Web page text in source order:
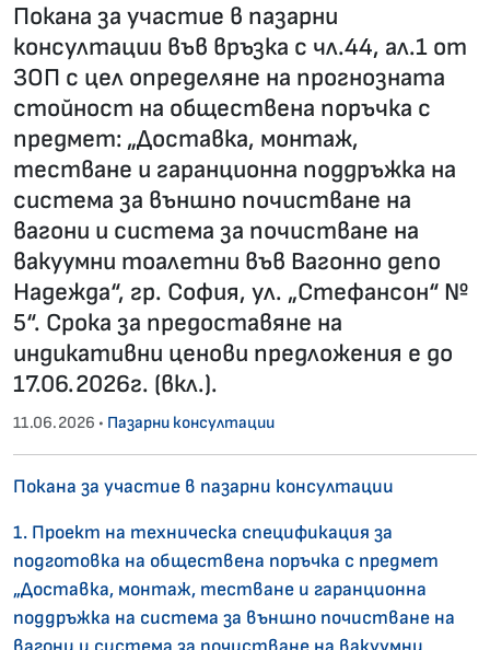
Покана за участие в пазарни
консултации във връзка с чл.44, ал.1 от
ЗОП с цел определяне на прогнозната
стойност на обществена поръчка с
предмет: „Доставка, монтаж,
тестване и гаранционна поддръжка на
система за външно почистване на
вагони и система за почистване на
вакуумни тоалетни във Вагонно депо
Надежда“, гр. София, ул. „Стефансон“ №
5“. Срока за предоставяне на
индикативни ценови предложения е до
17.06.2026г. (вкл.).
11.06.2026 • Пазарни консултации
Покана за участие в пазарни консултации
1. Проект на техническа спецификация за
подготовка на обществена поръчка с предмет
„Доставка, монтаж, тестване и гаранционна
поддръжка на система за външно почистване на